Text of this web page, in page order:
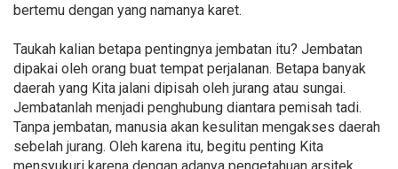
bertemu dengan yang namanya karet.
Taukah kalian betapa pentingnya jembatan itu? Jembatan
dipakai oleh orang buat tempat perjalanan. Betapa banyak
daerah yang Kita jalani dipisah oleh jurang atau sungai.
Jembatanlah menjadi penghubung diantara pemisah tadi.
Tanpa jembatan, manusia akan kesulitan mengakses daerah
sebelah jurang. Oleh karena itu, begitu penting Kita